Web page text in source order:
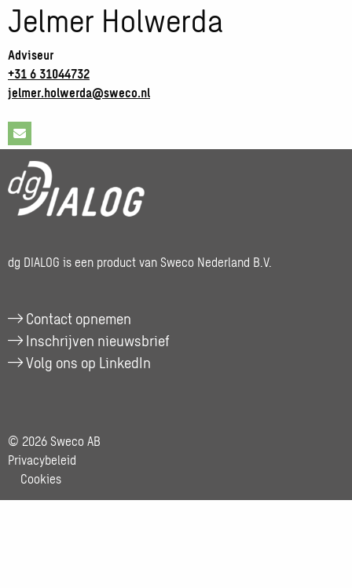
Jelmer Holwerda
Adviseur
+31 6 31044732
jelmer.holwerda@sweco.nl
Stuur
een
e-
mail
Jelmer
dg DIALOG is een product van Sweco Nederland B.V.
Contact opnemen
Inschrijven nieuwsbrief
Volg ons op LinkedIn
© 2026 Sweco AB
Privacybeleid
Cookies